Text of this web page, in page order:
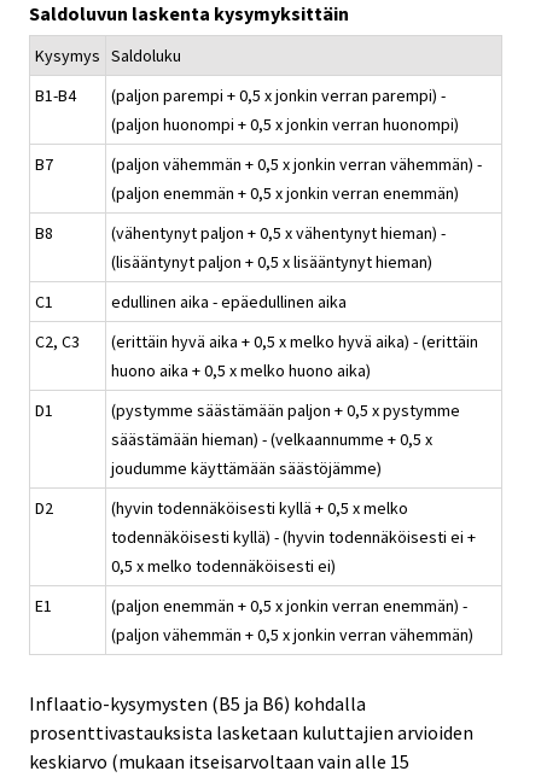
Saldoluvun laskenta kysymyksittäin
Kysymys Saldoluku
B1-B4
(paljon parempi + 0,5 x jonkin verran parempi) -
(paljon huonompi + 0,5 x jonkin verran huonompi)
B7
(paljon vähemmän + 0,5 x jonkin verran vähemmän) -
(paljon enemmän + 0,5 x jonkin verran enemmän)
B8
(vähentynyt paljon + 0,5 x vähentynyt hieman) -
(lisääntynyt paljon + 0,5 x lisääntynyt hieman)
C1
edullinen aika - epäedullinen aika
C2, C3
(erittäin hyvä aika + 0,5 x melko hyvä aika) - (erittäin
huono aika + 0,5 x melko huono aika)
D1
(pystymme säästämään paljon + 0,5 x pystymme
säästämään hieman) - (velkaannumme + 0,5 x
joudumme käyttämään säästöjämme)
D2
(hyvin todennäköisesti kyllä + 0,5 x melko
todennäköisesti kyllä) - (hyvin todennäköisesti ei +
0,5 x melko todennäköisesti ei)
E1
(paljon enemmän + 0,5 x jonkin verran enemmän) -
(paljon vähemmän + 0,5 x jonkin verran vähemmän)
Inflaatio-kysymysten (B5 ja B6) kohdalla
prosenttivastauksista lasketaan kuluttajien arvioiden
keskiarvo (mukaan itseisarvoltaan vain alle 15